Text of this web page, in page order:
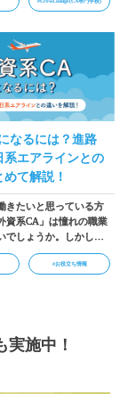
だなく、「実際どうな
でしょう。本記事で
ーラウンジに入学した
験談をまとめて紹介し
なるには？進路
系エアラインとの
て解説！
きたいと思っている方
資系CA」は憧れの職業
でしょうか。しかし、
と比べると情報が少な
CAになるにはどうすれ
#お役立ち情報
施中！